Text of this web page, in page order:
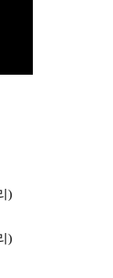
)
)